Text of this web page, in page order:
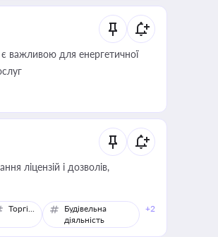
важливою для енергетичної
ліцензій і дозволів,
Торгівля
Будівельна
діяльність
+2